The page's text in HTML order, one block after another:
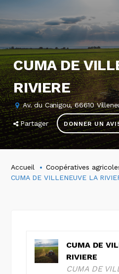
CUMA DE
RIVIERE
Av. du Canigou, 66610
Partager DONNER UN
Accueil
Coopératives
CUMA DE VILLENEUVE LA
CUMA DE
RIVIERE
CUMA DE